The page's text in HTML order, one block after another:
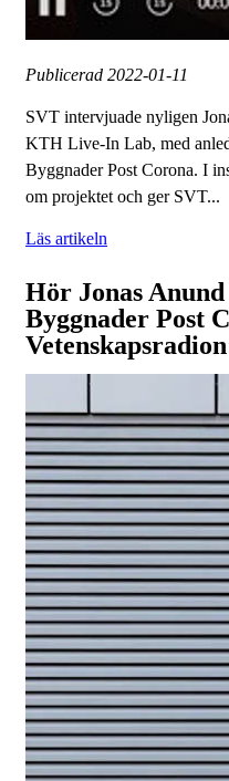
Publicerad 2022-01-11
SVT intervjuade nyligen
KTH Live-In Lab, med
Byggnader Post Corona. I
om projektet och ger SVT...
Läs artikeln
Hör Jonas
Byggnader Post
Vetenskapsradion